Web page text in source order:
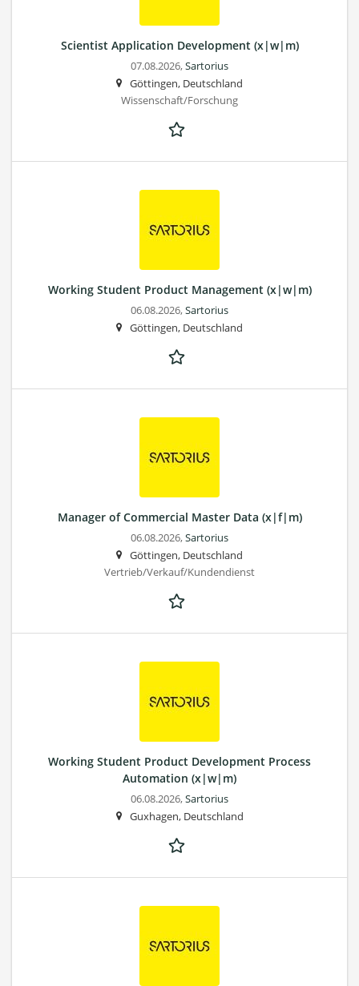
Scientist Application Development (x|w|m)
07.08.2026,Sartorius
Göttingen, Deutschland
Wissenschaft/Forschung
Working Student Product Management (x|w|m)
06.08.2026,Sartorius
Göttingen, Deutschland
Manager of Commercial Master Data (x|f|m)
06.08.2026,Sartorius
Göttingen, Deutschland
Vertrieb/Verkauf/Kundendienst
Working Student Product Development Process
Automation (x|w|m)
06.08.2026,Sartorius
Guxhagen, Deutschland